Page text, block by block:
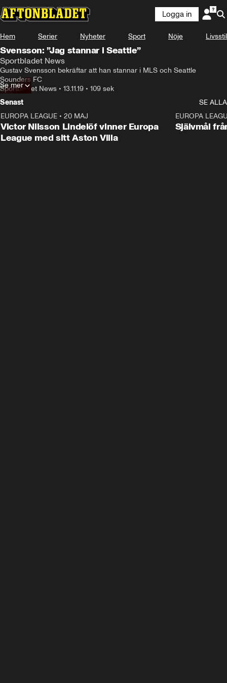
Logga in
Hem Serier Nyheter Sport Nöje Livsstil
Svensson: ”Jag stannar i Seattle”
Sportbladet News
Gustav Svensson bekräftar att han stannar i MLS och Seattle
Sounders FC
Sportbladet News • 13.11.19 • 109 sek
Se mer
Senast
SE ALLA
EUROPA LEAGUE • 20 MAJ
Victor Nilsson Lindelöf vinner Europa
League med sitt Aston Villa
EUROPA
Självmål